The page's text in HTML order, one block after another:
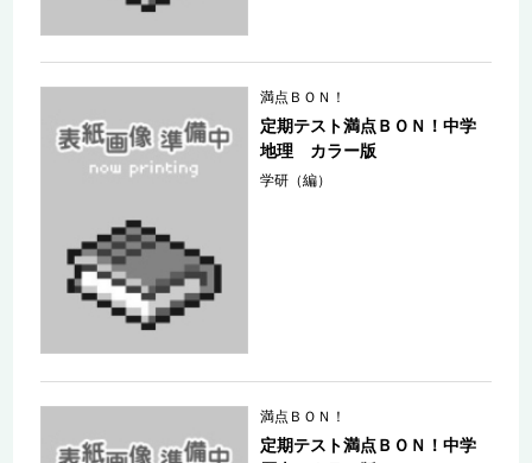
満点ＢＯＮ！
定期テスト満点ＢＯＮ！中学
地理 カラー版
学研（編）
満点ＢＯＮ！
定期テスト満点ＢＯＮ！中学